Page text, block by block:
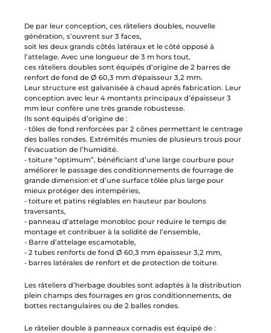
De par leur conception, ces râteliers doubles, nouvelle
génération, s’ouvrent sur 3 faces,
soit les deux grands côtés latéraux et le côté opposé à
l’attelage. Avec une longueur de 3 m hors tout,
ces râteliers doubles sont équipés d’origine de 2 barres de
renfort de fond de Ø 60,3 mm d'épaisseur 3,2 mm.
Leur structure est galvanisée à chaud après fabrication. Leur
conception avec leur 4 montants principaux d’épaisseur 3
mm leur confère une très grande robustesse.
Ils sont équipés d’origine de :
- tôles de fond renforcées par 2 cônes permettant le centrage
des balles rondes. Extrémités munies de plusieurs trous pour
l’évacuation de l’humidité.
- toiture “optimum”, bénéficiant d’une large courbure pour
améliorer le passage des conditionnements de fourrage de
grande dimension et d’une surface tôlée plus large pour
mieux protéger des intempéries,
- toiture et patins réglables en hauteur par boulons
traversants,
- panneau d’attelage monobloc pour réduire le temps de
montage et contribuer à la solidité de l’ensemble,
- Barre d’attelage escamotable,
- 2 tubes renforts de fond Ø 60,3 mm épaisseur 3,2 mm,
- barres latérales de renfort et de protection de toiture.
Les râteliers d’herbage doubles sont adaptés à la distribution
plein champs des fourrages en gros conditionnements, de
bottes rectangulaires ou de 2 balles rondes.
Le râtelier double à panneaux cornadis est équipé de :